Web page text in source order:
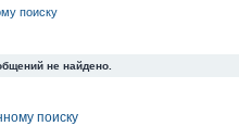
поиску
не найдено.
поиску